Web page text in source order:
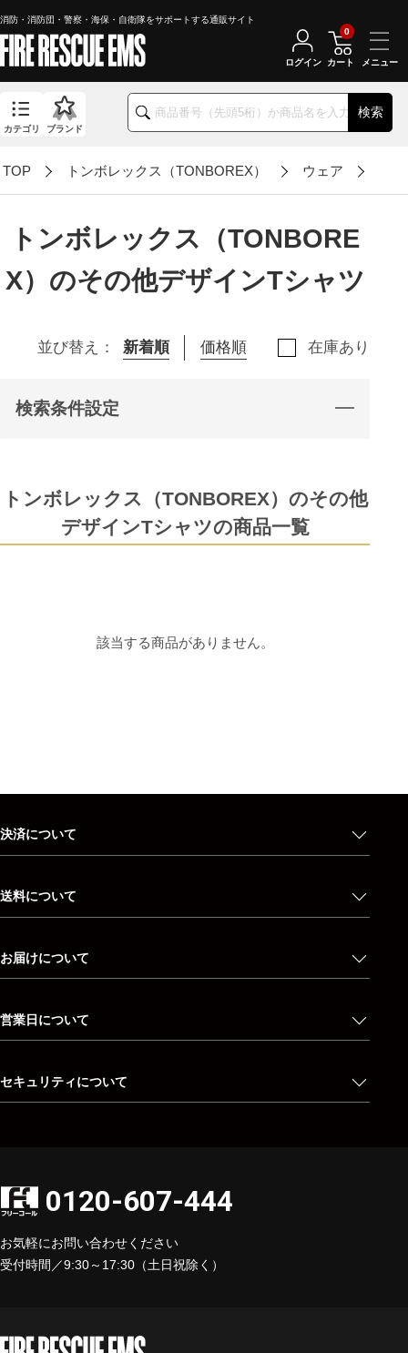
消防・消防団・警察・海保・自衛隊をサポートする通販サイト
検索
カテゴリ ブランド
ログイン カート
0
TOP トンボレックス（TONBOREX） ウェア
トンボレックス（TONBORE
X）のその他デザインTシャツ
並び替え： 新着順 価格順 在庫あり
検索条件設定
トンボレックス（TONBOREX）のその他
デザインTシャツの商品一覧
該当する商品がありません。
決済について
送料について
お届けについて
営業日について
セキュリティについて
0120-607-444
お気軽にお問い合わせください
受付時間／9:30～17:30（土日祝除く）